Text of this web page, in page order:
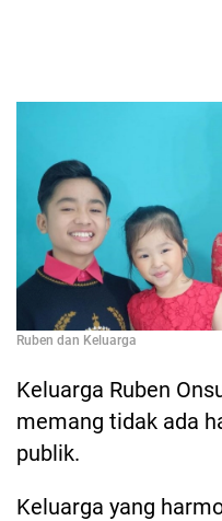
Ruben dan Keluarga
Keluarga Ruben
memang tidak ada
publik.
Keluarga yang